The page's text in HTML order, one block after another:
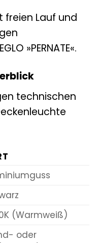
freien Lauf und
»PERNATE«.
technischen
(Warmweiß)
oder